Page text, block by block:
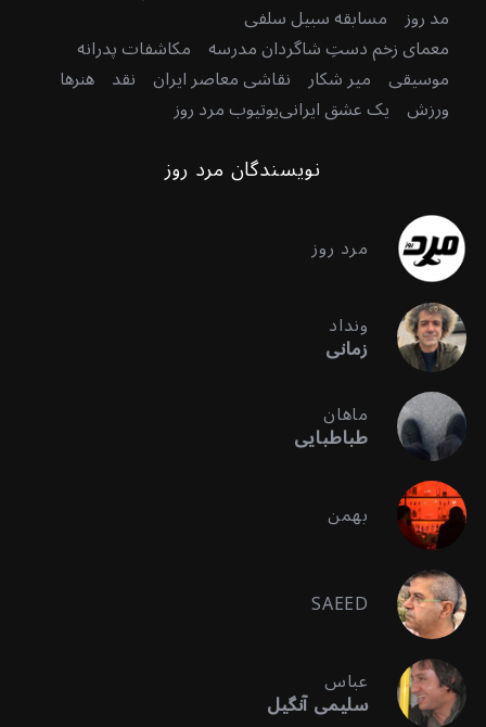
مد روز مسابقه سبیل سلفی
معمای زخم دستِ شاگردان مدرسه مکاشفات پدرانه
موسیقی میر شکار نقاشی معاصر ایران نقد هنرها
ورزش یک عشق ایرانییوتیوب مرد روز
نویسندگان مرد روز
مرد روز
ونداد
زمانی
ماهان
طباطبایی
بهمن
SAEED
عباس
سلیمی آنگیل